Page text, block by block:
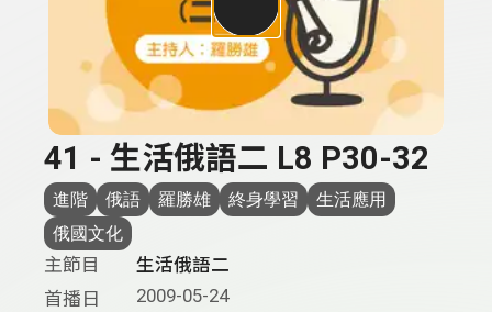
41 - 生活俄語二 L8 P30-32
進階 俄語 羅勝雄 終身學習
生活應用
俄國文化
主節目
生活俄語二
首播日
2009-05-24